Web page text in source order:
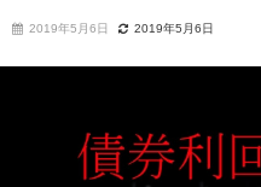
2019年5月6日 2019年5月6日